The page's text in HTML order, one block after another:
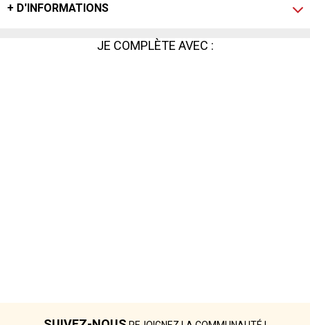
+ D'INFORMATIONS
JE COMPLÈTE AVEC :